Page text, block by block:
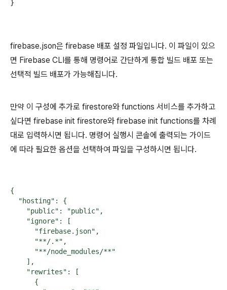
firebase.json은 firebase 배포 설정 파일입니다. 이 파일이 있으
면 Firebase CLI를 통해 명령어로 간단하게 통합 빌드 배포 또는
선택적 빌드 배포가 가능해집니다.
만약 이 구성에 추가로 firestore와 functions 서비스를 추가하고
싶다면 firebase init firestore와 firebase init functions를 차례
대로 입력하시면 됩니다. 명령어 실행시 콘솔에 출력되는 가이드
에 따라 필요한 옵션을 선택하여 파일을 구성하시면 됩니다.
{
  "hosting": {
    "public": "public",
    "ignore": [
      "firebase.json",
      "**/.*",
      "**/node_modules/**"
    ],
    "rewrites": [
      {